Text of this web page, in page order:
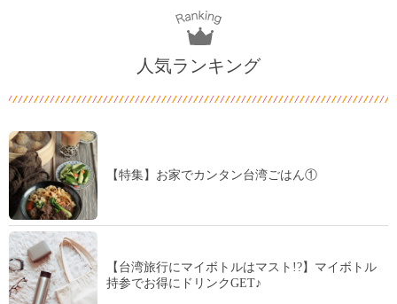
人気ランキング
【特集】お家でカンタン台湾ごはん①
【台湾旅行にマイボトルはマスト!?】マイボトル
持参でお得にドリンクGET♪